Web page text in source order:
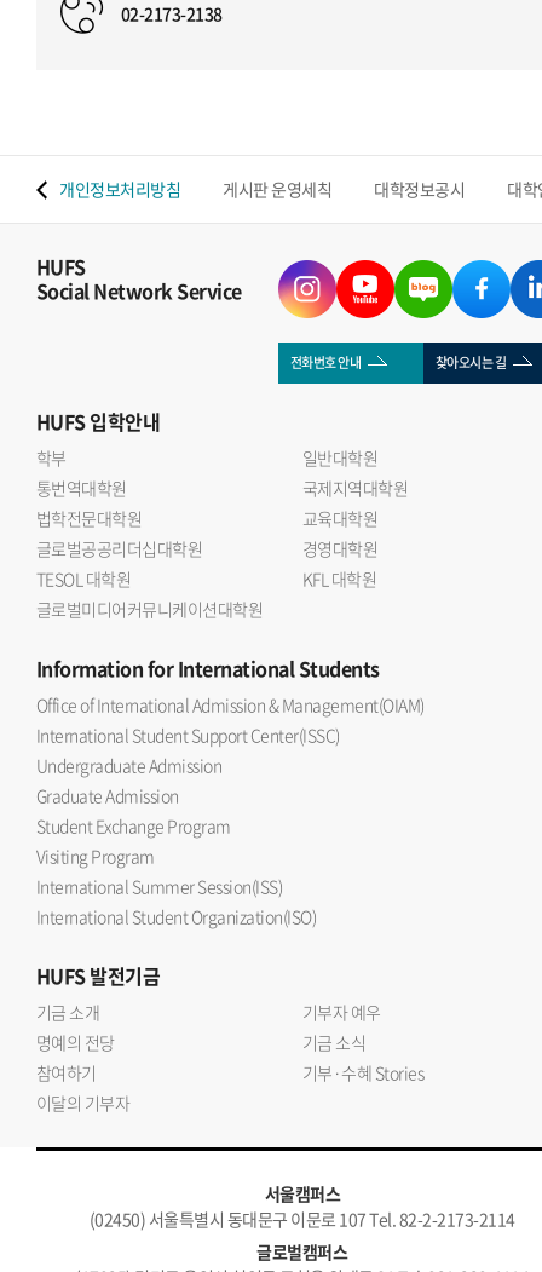
02-2173-2138
개인정보처리방침 게시판 운영세칙 대학정보공시 대
HUFS
Social Network Service
전화번호 안내 찾아오시는 길
HUFS입학안내
학부
일반대학원
통번역대학원
국제지역대학원
법학전문대학원
교육대학원
글로벌공공리더십대학원
경영대학원
TESOL 대학원
KFL 대학원
글로벌미디어커뮤니케이션대학원
Informationfor International Students
Office of International Admission & Management(OIAM)
International Student Support Center(ISSC)
Undergraduate Admission
Graduate Admission
Student Exchange Program
Visiting Program
International Summer Session(ISS)
International Student Organization(ISO)
HUFS발전기금
기금 소개
기부자 예우
명예의 전당
기금 소식
참여하기
기부·수혜 Stories
이달의 기부자
서울캠퍼스
(02450) 서울특별시 동대문구 이문로 107 Tel. 82-2-2173-2114
글로벌캠퍼스